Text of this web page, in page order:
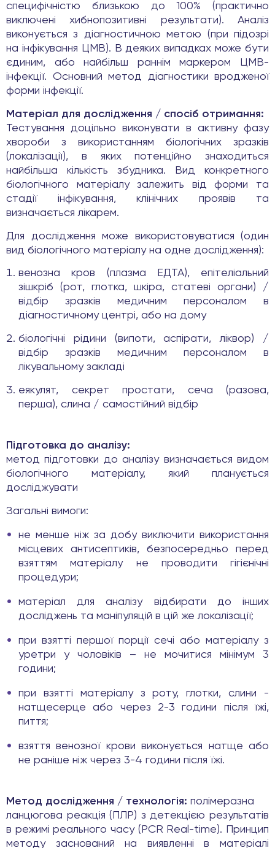
специфічністю близькою до 100% (практично
виключені хибнопозитивні результати). Аналіз
виконується з діагностичною метою (при підозрі
на інфікування ЦМВ). В деяких випадках може бути
єдиним, або найбільш раннім маркером ЦМВ-
інфекції. Основний метод діагностики вродженої
форми інфекції.
Матеріал для дослідження / спосіб отримання:
Тестування доцільно виконувати в активну фазу
хвороби з використанням біологічних зразків
(локалізації), в яких потенційно знаходиться
найбільша кількість збудника. Вид конкретного
біологічного матеріалу залежить від форми та
стадії інфікування, клінічних проявів та
визначається лікарем.
Для дослідження може використовуватися (один
вид біологічного матеріалу на одне дослідження):
венозна кров (плазма ЕДТА), епітеліальний
зішкріб (рот, глотка, шкіра, статеві органи) /
відбір зразків медичним персоналом в
діагностичному центрі, або на дому
біологічні рідини (випоти, аспірати, ліквор) /
відбір зразків медичним персоналом в
лікувальному закладі
еякулят, секрет простати, сеча (разова,
перша), слина / самостійний відбір
Підготовка до аналізу:
метод підготовки до аналізу визначається видом
біологічного матеріалу, який планується
досліджувати
Загальні вимоги:
не менше ніж за добу виключити використання
місцевих антисептиків, безпосередньо перед
взяттям матеріалу не проводити гігієнічні
процедури;
матеріал для аналізу відбирати до інших
досліджень та маніпуляцій в цій же локалізації;
при взятті першої порції сечі або матеріалу з
уретри у чоловіків – не мочитися мінімум 3
години;
при взятті матеріалу з роту, глотки, слини -
натщесерце або через 2-3 години після їжі,
пиття;
взяття венозної крови виконується натще або
не раніше ніж через 3-4 години після їжі.
Метод дослідження / технологія: полімеразна
ланцюгова реакція (ПЛР) з детекцією результатів
в режимі реального часу (PCR Real-time). Принцип
методу заснований на виявленні в матеріалі